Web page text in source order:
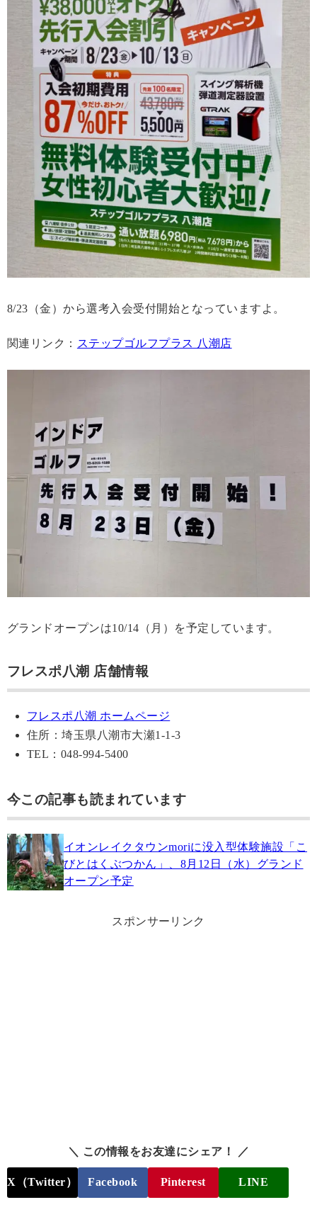
8/23（金）から選考入会受付開始となっていますよ。
関連リンク： ステップゴルフプラス 八潮店
グランドオープンは10/14（月）を予定しています。
フレスポ八潮 店舗情報
フレスポ八潮 ホームページ
住所：埼玉県八潮市大瀬1-1-3
TEL：048-994-5400
今この記事も読まれています
イオンレイクタウンmoriに没入型体験施設「こ
びとはくぶつかん」、8月12日（水）グランド
オープン予定
スポンサーリンク
＼ この情報をお友達にシェア！ ／
X（Twitter） Facebook Pinterest LINE